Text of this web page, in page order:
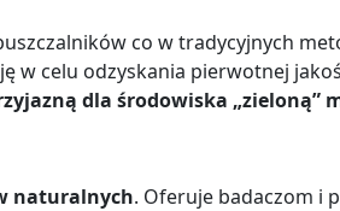
co w tradycyjnych
w celu odzyskania pierwotnej
dla środowiska „zieloną”
naturalnych. Oferuje badaczom i